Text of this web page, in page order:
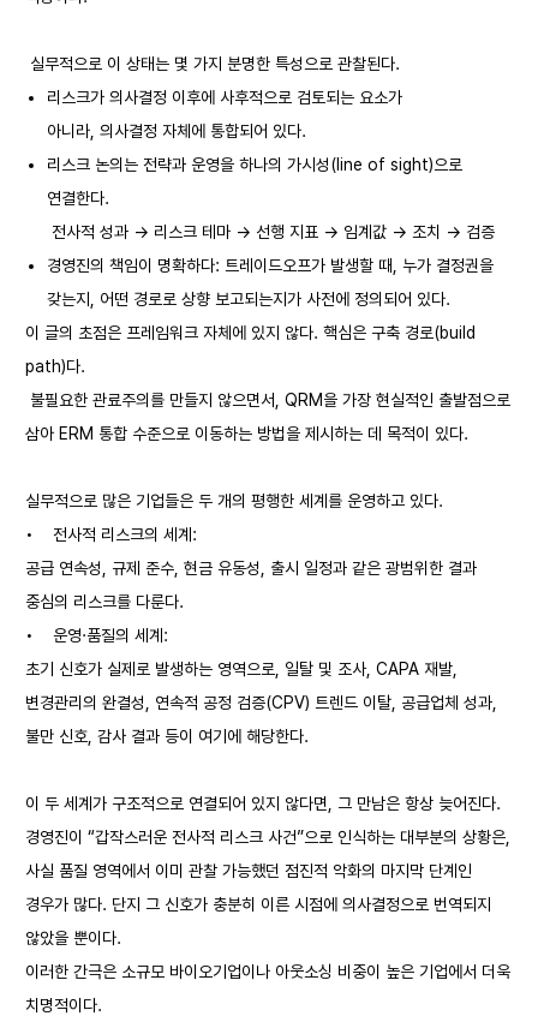
실무적으로 이 상태는 몇 가지 분명한 특성으로 관찰된다.
리스크가 의사결정 이후에 사후적으로 검토되는 요소가
아니라, 의사결정 자체에 통합되어 있다.
리스크 논의는 전략과 운영을 하나의 가시성(line of sight)으로
연결한다.
전사적 성과 → 리스크 테마 → 선행 지표 → 임계값 → 조치 → 검증
경영진의 책임이 명확하다: 트레이드오프가 발생할 때, 누가 결정권을
갖는지, 어떤 경로로 상향 보고되는지가 사전에 정의되어 있다.
이 글의 초점은 프레임워크 자체에 있지 않다. 핵심은 구축 경로(build
path)다.
불필요한 관료주의를 만들지 않으면서, QRM을 가장 현실적인 출발점으로
삼아 ERM 통합 수준으로 이동하는 방법을 제시하는 데 목적이 있다.
실무적으로 많은 기업들은 두 개의 평행한 세계를 운영하고 있다.
•
전사적 리스크의 세계:
공급 연속성, 규제 준수, 현금 유동성, 출시 일정과 같은 광범위한 결과
중심의 리스크를 다룬다.
•
운영·품질의 세계:
초기 신호가 실제로 발생하는 영역으로, 일탈 및 조사, CAPA 재발,
변경관리의 완결성, 연속적 공정 검증(CPV) 트렌드 이탈, 공급업체 성과,
불만 신호, 감사 결과 등이 여기에 해당한다.
이 두 세계가 구조적으로 연결되어 있지 않다면, 그 만남은 항상 늦어진다.
경영진이 “갑작스러운 전사적 리스크 사건”으로 인식하는 대부분의 상황은,
사실 품질 영역에서 이미 관찰 가능했던 점진적 악화의 마지막 단계인
경우가 많다. 단지 그 신호가 충분히 이른 시점에 의사결정으로 번역되지
않았을 뿐이다.
이러한 간극은 소규모 바이오기업이나 아웃소싱 비중이 높은 기업에서 더욱
치명적이다.